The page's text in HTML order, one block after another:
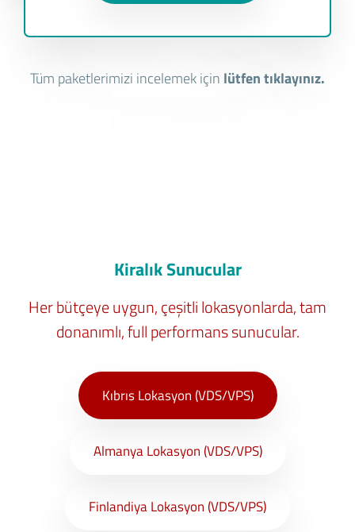
Tüm paketlerimizi incelemek için lütfen tıklayınız.
Kiralık Sunucular
Her bütçeye uygun, çeşitli lokasyonlarda, tam
donanımlı, full performans sunucular.
Kıbrıs Lokasyon (VDS/VPS)
Almanya Lokasyon (VDS/VPS)
Finlandiya Lokasyon (VDS/VPS)